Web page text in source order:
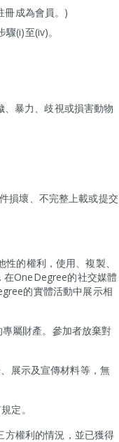
成為會員。)
(i)至(iv)。
暴力、歧視或損害動物
損壞、不完整上載或提交
的權利，使用、複製、
在OneDegree的社交媒體
的實體活動中展示相
屬財產。參加者放棄對
展示及宣傳材料等，無
定。
方權利的情況，並已獲得